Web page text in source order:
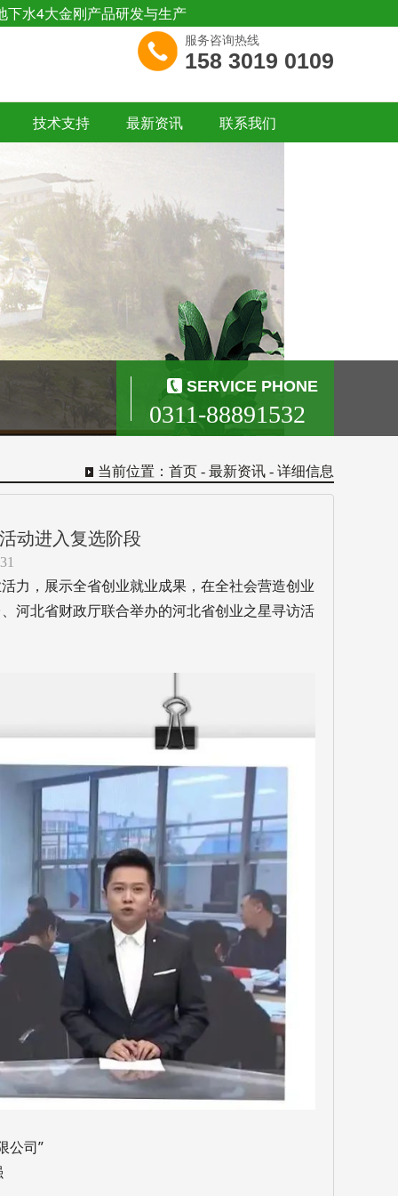
下水4大金刚产品研发与生产
服务咨询热线
158 3019 0109
技术支持 最新资讯 联系我们
SERVICE PHONE
0311-88891532
当前位置： 首页 - 最新资讯 - 详细信息
动进入复选阶段
力，展示全省创业就业成果，在全社会营造创业
河北省财政厅联合举办的河北省创业之星寻访活
公司”